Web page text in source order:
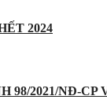
2024
98/2021/NĐ-